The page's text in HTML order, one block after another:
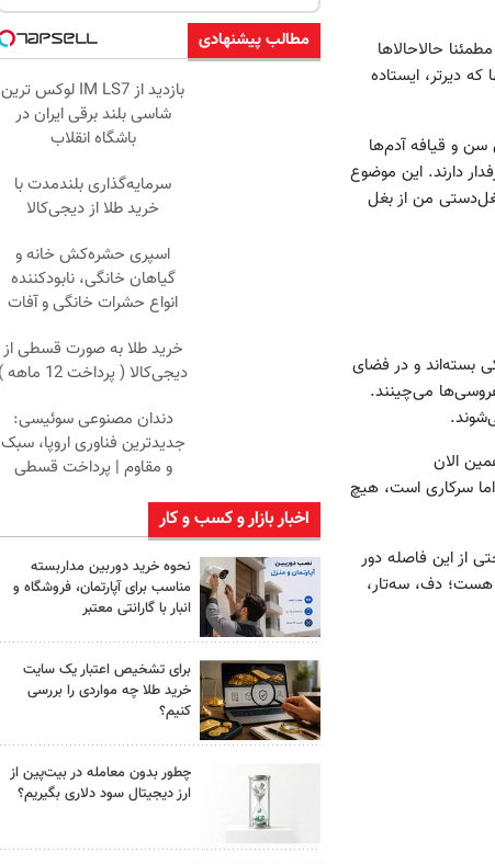
حالاحالاها
دیرتر، ایستاده
و قیافه آدم‌ها
دارند. این موضوع
من از بغل
بسته‌اند و در فضای
می‌چینند.
الان
سرکاری است، هیچ
از این فاصله دور
هست؛ دف، سه‌تار،
مطالب پیشنهادی
بازدید از IM LS7 لوکس ترین
شاسی بلند برقی ایران در
باشگاه انقلاب
سرمایه‌گذاری بلندمدت با
خرید طلا از دیجی‌کالا
اسپری حشره‌کش خانه و
گیاهان خانگی، نابودکننده
انواع حشرات خانگی و آفات
خرید طلا به صورت قسطی از
دیجی‌کالا ( پرداخت 12 ماهه )
دندان مصنوعی سوئیسی:
جدیدترین فناوری اروپا، سبک
و مقاوم | پرداخت قسطی
اخبار بازار و کسب و کار
نحوه خرید دوربین مداربسته
مناسب برای آپارتمان، فروشگاه و
انبار با گارانتی معتبر
برای تشخیص اعتبار یک سایت
خرید طلا چه مواردی را بررسی
کنیم؟
چطور بدون معامله در بیت‌پین از
ارز دیجیتال سود دلاری بگیریم؟